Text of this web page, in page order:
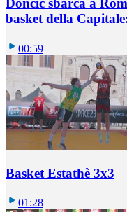
Doncic sbarca a
basket della
00:59
Basket Estathè 3x3
01:28